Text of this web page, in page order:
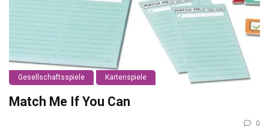
Gesellschaftsspiele Kartenspiele
Match Me If You Can
0